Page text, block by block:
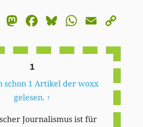
Mastodon
Facebook
BlueskyEmail
1
schon 1 Artikel der woxx
gelesen. ↑
Journalismus ist für